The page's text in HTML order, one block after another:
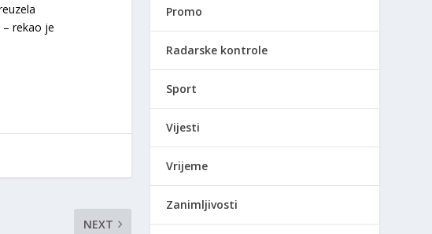
rekao je
NEXT
Promo
Radarske kontrole
Sport
Vijesti
Vrijeme
Zanimljivosti